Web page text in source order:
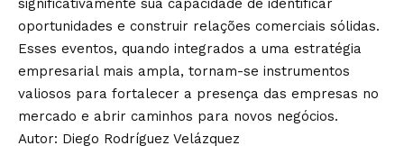
oportunidades e construir relações comerciais sólidas.
Esses eventos, quando integrados a uma estratégia
empresarial mais ampla, tornam-se instrumentos
valiosos para fortalecer a presença das empresas no
mercado e abrir caminhos para novos negócios.
Autor: Diego Rodríguez Velázquez